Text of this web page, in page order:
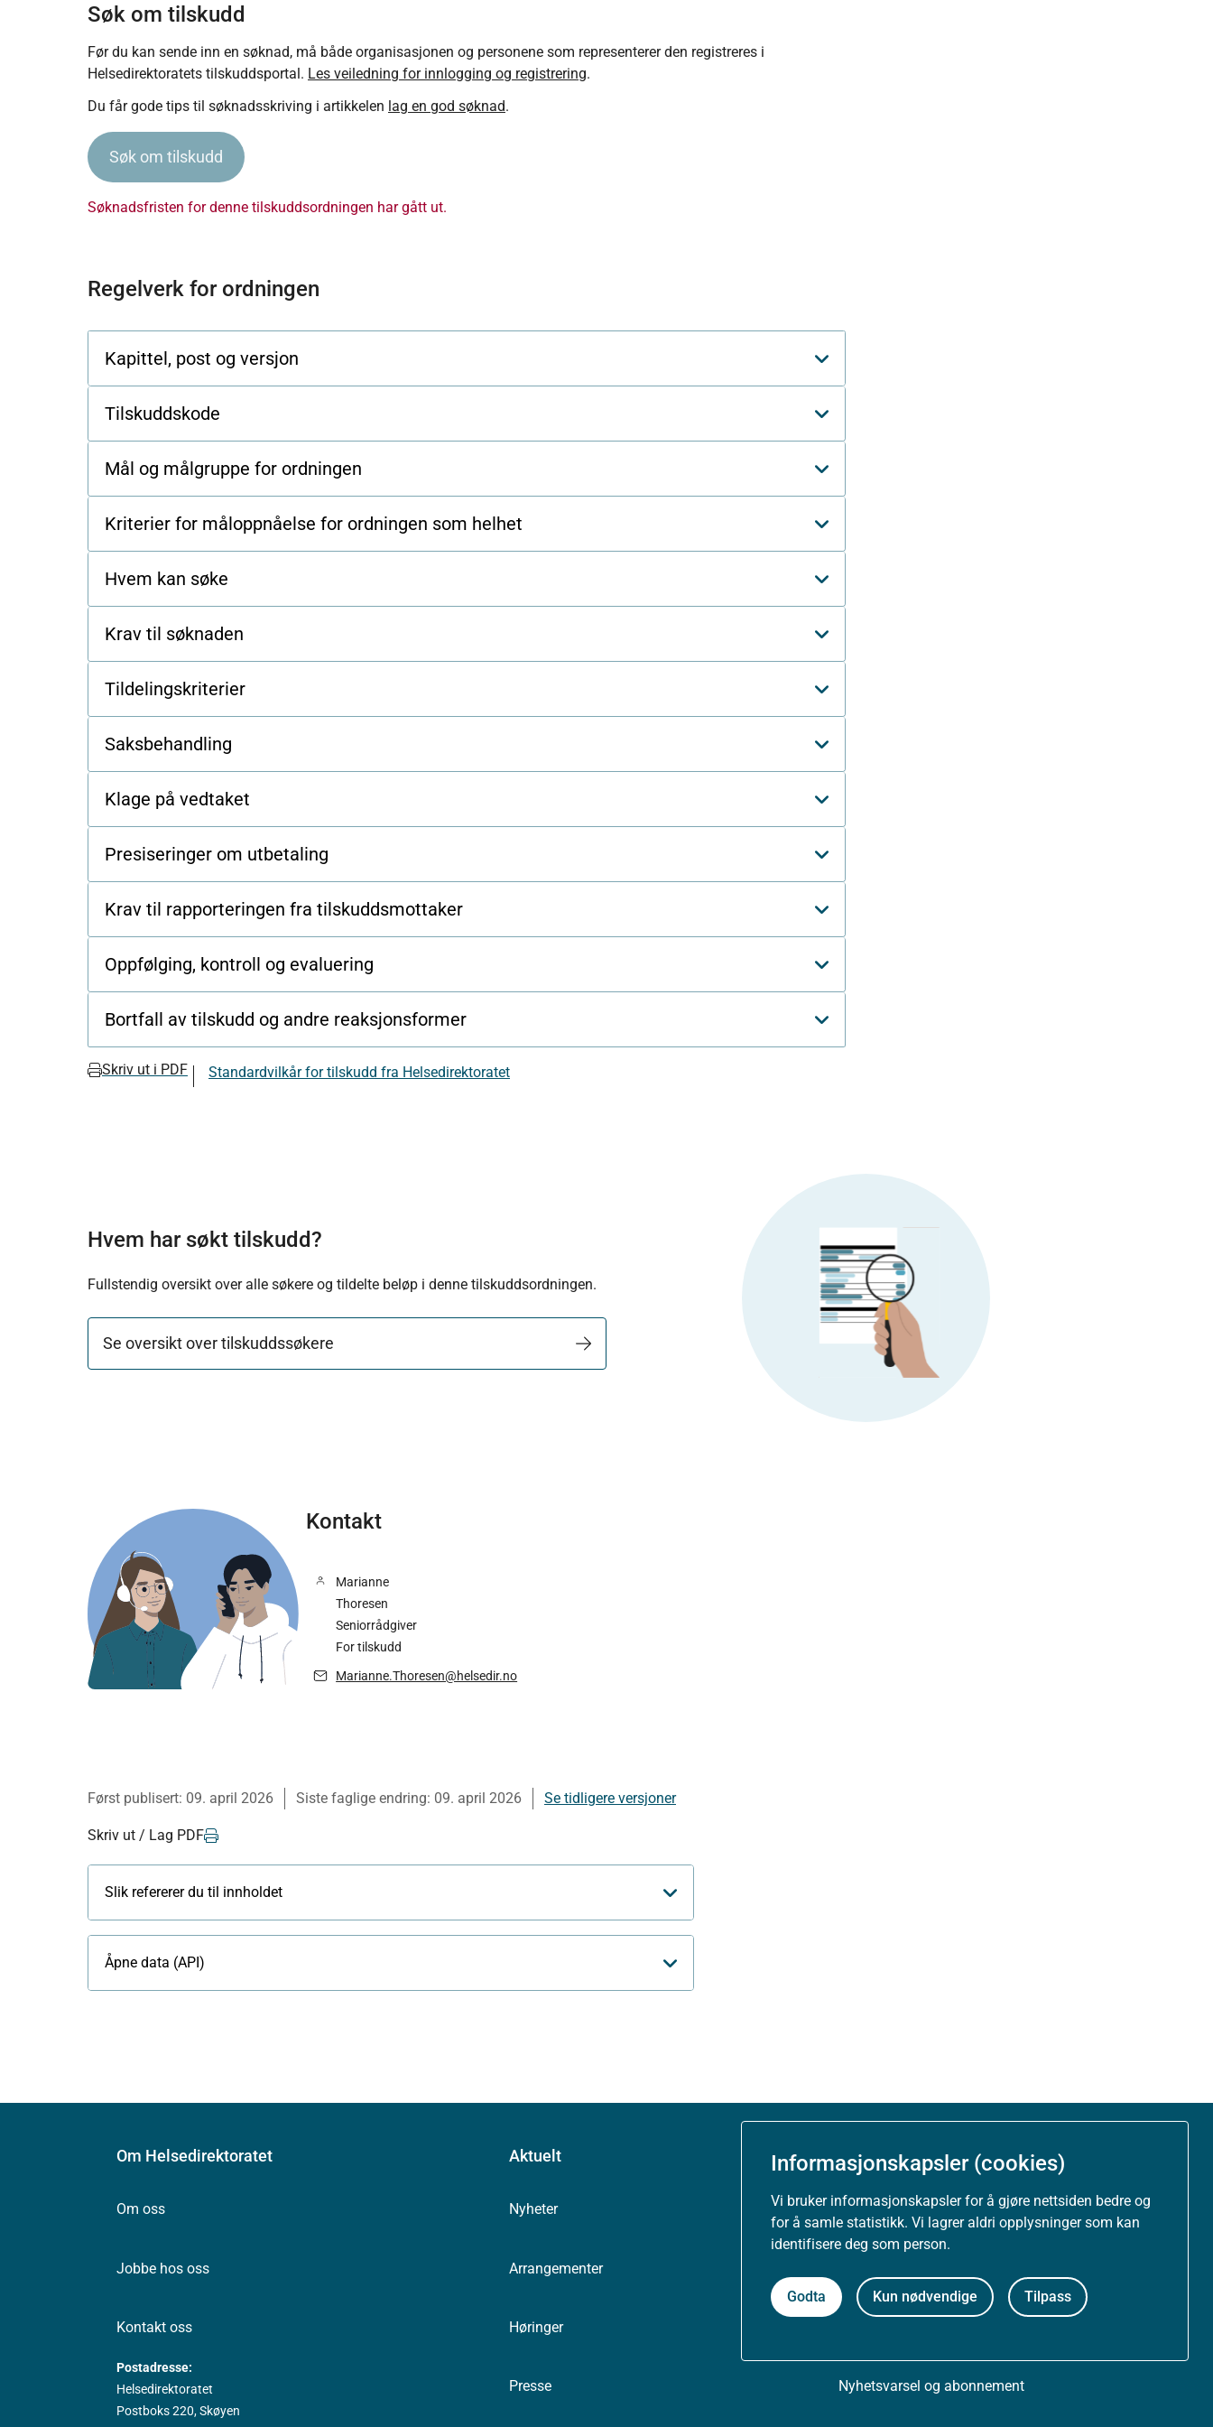
Informasjonskapsler (cookies)
Vi bruker informasjonskapsler for å gjøre nettsiden bedre og
for å samle statistikk. Vi lagrer aldri opplysninger som kan
identifisere deg som person.
Godta Kun nødvendige Tilpass
Søk om tilskudd
Før du kan sende inn en søknad, må både organisasjonen og personene som representerer den registreres i
Helsedirektoratets tilskuddsportal. Les veiledning for innlogging og registrering.
Du får gode tips til søknadsskriving i artikkelen lag en god søknad.
Søk om tilskudd
Søknadsfristen for denne tilskuddsordningen har gått ut.
Regelverk for ordningen
Kapittel, post og versjon
Tilskuddskode
Mål og målgruppe for ordningen
Kriterier for måloppnåelse for ordningen som helhet
Hvem kan søke
Krav til søknaden
Tildelingskriterier
Saksbehandling
Klage på vedtaket
Presiseringer om utbetaling
Krav til rapporteringen fra tilskuddsmottaker
Oppfølging, kontroll og evaluering
Bortfall av tilskudd og andre reaksjonsformer
Skriv ut i PDF Standardvilkår for tilskudd fra Helsedirektoratet
Hvem har søkt tilskudd?
Fullstendig oversikt over alle søkere og tildelte beløp i denne tilskuddsordningen.
Se oversikt over tilskuddssøkere
Kontakt
Marianne
Thoresen
Seniorrådgiver
For tilskudd
Marianne.Thoresen@helsedir.no
Først publisert: 09. april 2026 Siste faglige endring: 09. april 2026 Se tidligere versjoner
Skriv ut / Lag PDF
Slik refererer du til innholdet
Åpne data (API)
Om Helsedirektoratet
Om oss
Jobbe hos oss
Kontakt oss
Postadresse:
Helsedirektoratet
Postboks 220, Skøyen
Aktuelt
Nyheter
Arrangementer
Høringer
Presse
Om nettstedet
Personvernerklæring
Nyhetsvarsel og abonnement